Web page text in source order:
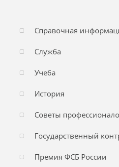
Справочная
Служба
Учеба
История
Советы
Государственный
Премия ФСБ России